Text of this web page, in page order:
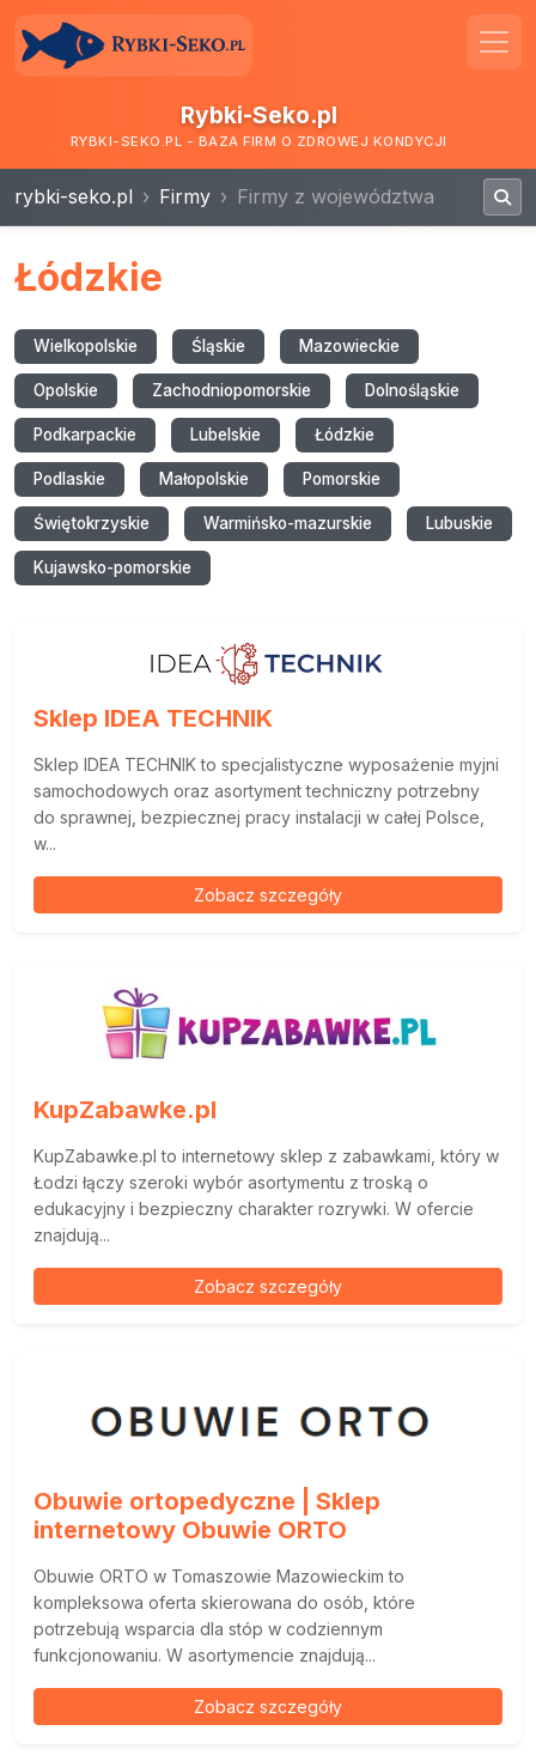
Rybki-Seko.pl
RYBKI-SEKO.PL - BAZA FIRM O ZDROWEJ KONDYCJI
rybki-seko.pl Firmy Firmy z województwa
Łódzkie
Wielkopolskie Śląskie Mazowieckie
Opolskie Zachodniopomorskie Dolnośląskie
Podkarpackie Lubelskie Łódzkie
Podlaskie Małopolskie Pomorskie
Świętokrzyskie Warmińsko-mazurskie Lubuskie
Kujawsko-pomorskie
Sklep IDEA TECHNIK
Sklep IDEA TECHNIK to specjalistyczne wyposażenie myjni
samochodowych oraz asortyment techniczny potrzebny
do sprawnej, bezpiecznej pracy instalacji w całej Polsce,
w...
Zobacz szczegóły
KupZabawke.pl
KupZabawke.pl to internetowy sklep z zabawkami, który w
Łodzi łączy szeroki wybór asortymentu z troską o
edukacyjny i bezpieczny charakter rozrywki. W ofercie
znajdują...
Zobacz szczegóły
Obuwie ortopedyczne | Sklep
internetowy Obuwie ORTO
Obuwie ORTO w Tomaszowie Mazowieckim to
kompleksowa oferta skierowana do osób, które
potrzebują wsparcia dla stóp w codziennym
funkcjonowaniu. W asortymencie znajdują...
Zobacz szczegóły